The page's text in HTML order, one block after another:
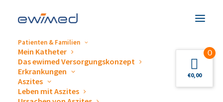
Patienten & Familien
Mein Katheter
Das ewimed Versorgungskonzept
Erkrankungen
Aszites
Leben mit Aszites
Beschreibung
0
€0,00